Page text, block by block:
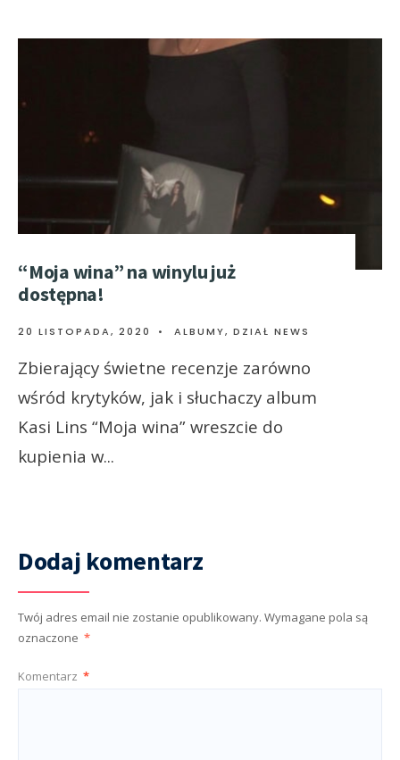
“Moja wina” na winylu już
dostępna!
20 LISTOPADA, 2020 • ALBUMY, DZIAŁ NEWS
Zbierający świetne recenzje zarówno
wśród krytyków, jak i słuchaczy album
Kasi Lins “Moja wina” wreszcie do
kupienia w...
Dodaj komentarz
Twój adres email nie zostanie opublikowany. Wymagane pola są
oznaczone *
Komentarz *